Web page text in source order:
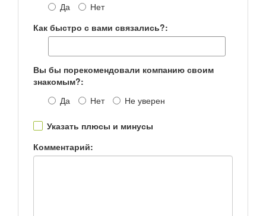
Да
Нет
Как быстро с вами связались?:
Вы бы порекомендовали компанию своим
знакомым?:
Да
Нет Не уверен
Указать плюсы и минусы
Комментарий: